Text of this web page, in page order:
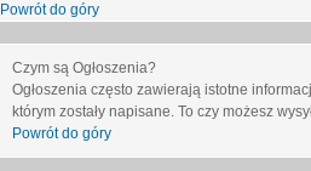
Powrót do góry
Czym są Ogłoszenia?
Ogłoszenia często zawierają istotne
którym zostały napisane. To czy możesz
Powrót do góry